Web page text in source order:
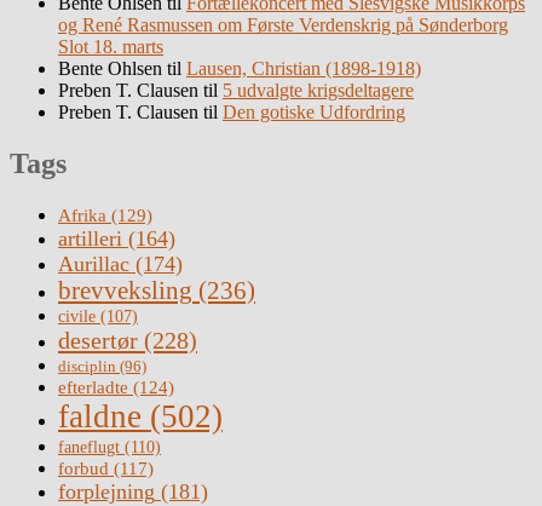
og René Rasmussen om Første Verdenskrig på Sønderborg
Slot 18. marts
Bente Ohlsen til Lausen, Christian (1898-1918)
Preben T. Clausen til 5 udvalgte krigsdeltagere
Preben T. Clausen til Den gotiske Udfordring
Tags
Afrika (129)
artilleri (164)
Aurillac (174)
brevveksling (236)
civile (107)
desertør (228)
disciplin (96)
efterladte (124)
faldne (502)
faneflugt (110)
forbud (117)
forplejning (181)